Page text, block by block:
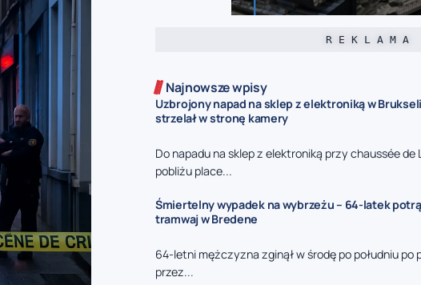
R E K L A M A
Najnowsze wpisy
Uzbrojony napad na sklep z elektroniką w
strzelał w stronę kamery
Do napadu na sklep z elektroniką przy chaussée de
pobliżu place...
Śmiertelny wypadek na wybrzeżu – 64-latek
tramwaj w Bredene
64-letni mężczyzna zginął w środę po południu po
przez...